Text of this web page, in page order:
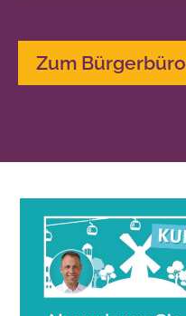
Zum Bürgerbüro